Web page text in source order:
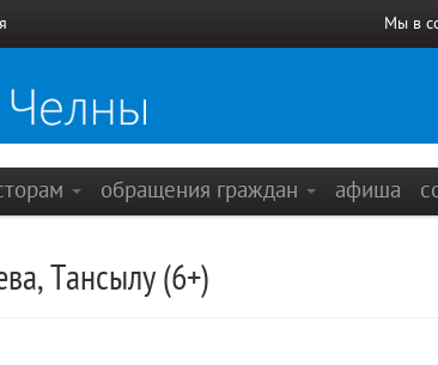
Мы в
обращения граждан афиша
Тансылу (6+)